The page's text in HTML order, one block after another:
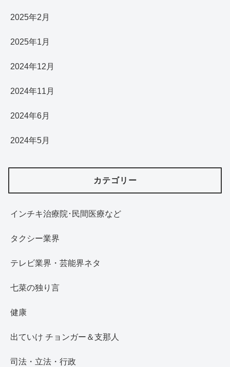
2025年2月
2025年1月
2024年12月
2024年11月
2024年6月
2024年5月
カテゴリー
インチキ治療院･民間医療など
タクシー業界
テレビ業界・芸能界ネタ
七菜の独り言
健康
出ていけ チョンガー＆支那人
司法・立法・行政